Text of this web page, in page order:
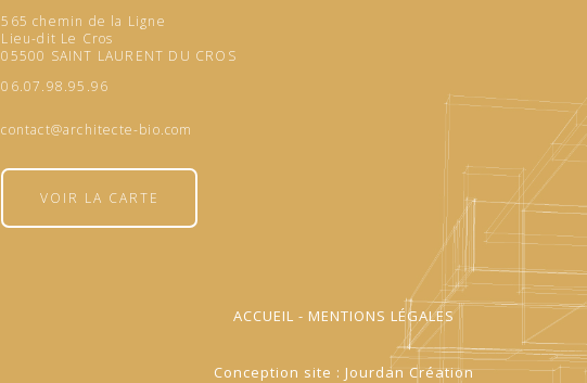
565 chemin de la Ligne
Lieu-dit Le Cros
05500 SAINT LAURENT DU CROS
06.07.98.95.96
contact@architecte-bio.com
VOIR LA CARTE
ACCUEIL - MENTIONS LÉGALES
Conception site : Jourdan Création